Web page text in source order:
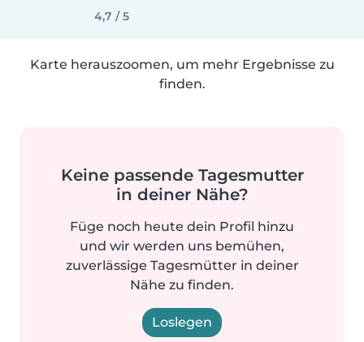
4,7 / 5
Karte herauszoomen, um mehr Ergebnisse zu
finden.
Keine passende Tagesmutter
in deiner Nähe?
Füge noch heute dein Profil hinzu
und wir werden uns bemühen,
zuverlässige Tagesmütter in deiner
Nähe zu finden.
Loslegen